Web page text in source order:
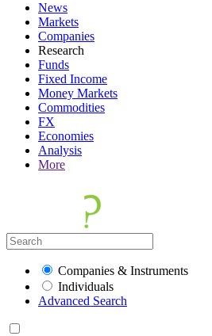
News
Markets
Companies
Research
Funds
Fixed Income
Money Markets
Commodities
FX
Economies
Analysis
More
Companies & Instruments
Individuals
Advanced Search